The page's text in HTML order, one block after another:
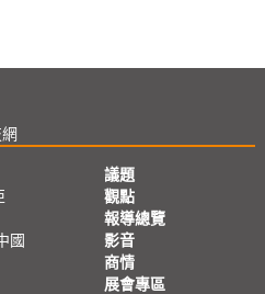
國
議題
觀點
報導總覽
影音
商情
展會專區